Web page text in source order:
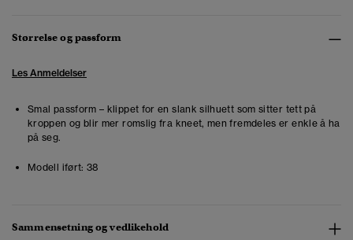
Størrelse og passform
Les Anmeldelser
Smal passform – klippet for en slank silhuett som sitter tett på
kroppen og blir mer romslig fra kneet, men fremdeles er enkle å ha
på seg.
Modell iført: 38
Sammensetning og vedlikehold